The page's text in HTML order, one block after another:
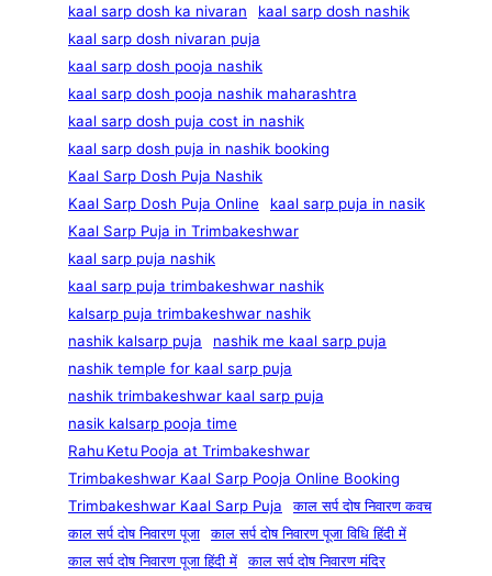
kaal sarp dosh ka nivaran
kaal sarp dosh nashik
kaal sarp dosh nivaran puja
kaal sarp dosh pooja nashik
kaal sarp dosh pooja nashik maharashtra
kaal sarp dosh puja cost in nashik
kaal sarp dosh puja in nashik booking
Kaal Sarp Dosh Puja Nashik
Kaal Sarp Dosh Puja Online
kaal sarp puja in nasik
Kaal Sarp Puja in Trimbakeshwar
kaal sarp puja nashik
kaal sarp puja trimbakeshwar nashik
kalsarp puja trimbakeshwar nashik
nashik kalsarp puja
nashik me kaal sarp puja
nashik temple for kaal sarp puja
nashik trimbakeshwar kaal sarp puja
nasik kalsarp pooja time
Rahu Ketu Pooja at Trimbakeshwar
Trimbakeshwar Kaal Sarp Pooja Online Booking
Trimbakeshwar Kaal Sarp Puja
काल सर्प दोष निवारण कवच
काल सर्प दोष निवारण पूजा
काल सर्प दोष निवारण पूजा विधि हिंदी में
काल सर्प दोष निवारण पूजा हिंदी में
काल सर्प दोष निवारण मंदिर